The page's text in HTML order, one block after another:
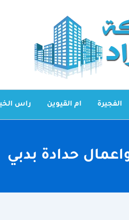
الفجيرة ام القيوين راس
حدادة بدبي